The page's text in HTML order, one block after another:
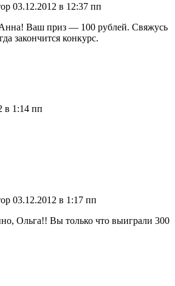
03.12.2012 в 12:37 пп
Ваш приз — 100 рублей. Свяжусь
закончится конкурс.
в 1:14 пп
03.12.2012 в 1:17 пп
Ольга!! Вы только что выиграли 300